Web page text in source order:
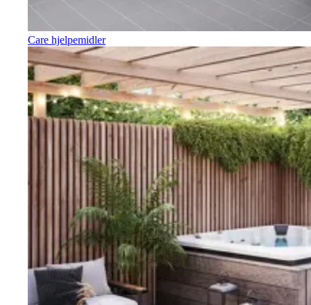
Care hjelpemidler